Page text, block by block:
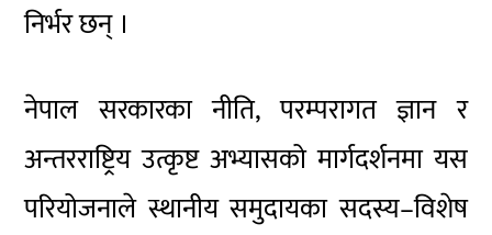
निर्भर छन् ।
नेपाल सरकारका नीति, परम्परागत ज्ञान र
अन्तरराष्ट्रिय उत्कृष्ट अभ्यासको मार्गदर्शनमा यस
परियोजनाले स्थानीय समुदायका सदस्य–विशेष